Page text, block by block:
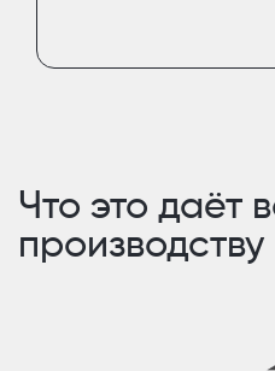
Что это даёт
производству